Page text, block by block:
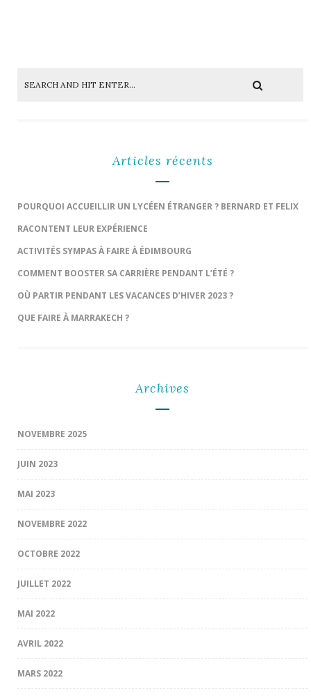
Articles récents
POURQUOI ACCUEILLIR UN LYCÉEN ÉTRANGER ? BERNARD ET FELIX
RACONTENT LEUR EXPÉRIENCE
ACTIVITÉS SYMPAS À FAIRE À ÉDIMBOURG
COMMENT BOOSTER SA CARRIÈRE PENDANT L’ÉTÉ ?
OÙ PARTIR PENDANT LES VACANCES D’HIVER 2023 ?
QUE FAIRE À MARRAKECH ?
Archives
NOVEMBRE 2025
JUIN 2023
MAI 2023
NOVEMBRE 2022
OCTOBRE 2022
JUILLET 2022
MAI 2022
AVRIL 2022
MARS 2022